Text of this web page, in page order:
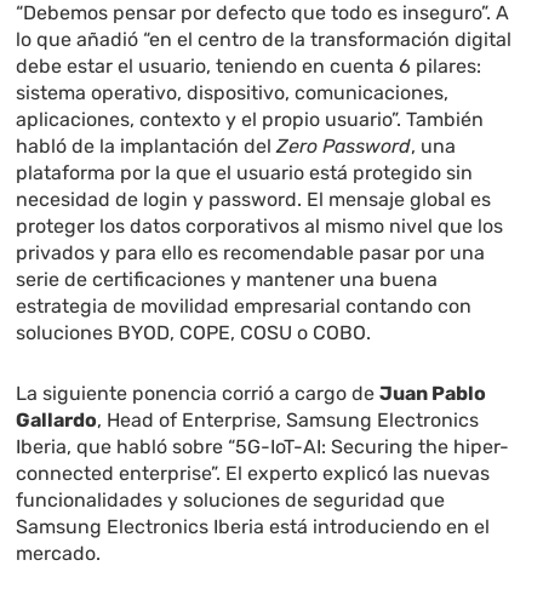
“Debemos pensar por defecto que todo es inseguro”. A
lo que añadió “en el centro de la transformación digital
debe estar el usuario, teniendo en cuenta 6 pilares:
sistema operativo, dispositivo, comunicaciones,
aplicaciones, contexto y el propio usuario”. También
habló de la implantación delZero Password, una
plataforma por la que el usuario está protegido sin
necesidad de login y password. El mensaje global es
proteger los datos corporativos al mismo nivel que los
privados y para ello es recomendable pasar por una
serie de certificaciones y mantener una buena
estrategia de movilidad empresarial contando con
soluciones BYOD, COPE, COSU o COBO.
La siguiente ponencia corrió a cargo deJuan Pablo
Gallardo, Head of Enterprise, Samsung Electronics
Iberia, que habló sobre “5G-IoT-AI: Securing the hiper-
connected enterprise”. El experto explicó las nuevas
funcionalidades y soluciones de seguridad que
Samsung Electronics Iberia está introduciendo en el
mercado.